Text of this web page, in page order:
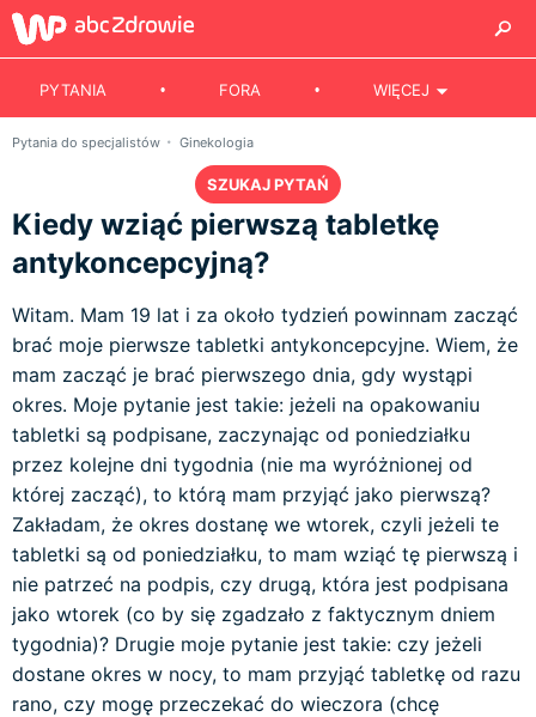
PYTANIA FORA WIĘCEJ
Pytania do specjalistów Ginekologia
SZUKAJ PYTAŃ
Kiedy wziąć pierwszą tabletkę
antykoncepcyjną?
Witam. Mam 19 lat i za około tydzień powinnam zacząć
brać moje pierwsze tabletki antykoncepcyjne. Wiem, że
mam zacząć je brać pierwszego dnia, gdy wystąpi
okres. Moje pytanie jest takie: jeżeli na opakowaniu
tabletki są podpisane, zaczynając od poniedziałku
przez kolejne dni tygodnia (nie ma wyróżnionej od
której zacząć), to którą mam przyjąć jako pierwszą?
Zakładam, że okres dostanę we wtorek, czyli jeżeli te
tabletki są od poniedziałku, to mam wziąć tę pierwszą i
nie patrzeć na podpis, czy drugą, która jest podpisana
jako wtorek (co by się zgadzało z faktycznym dniem
tygodnia)? Drugie moje pytanie jest takie: czy jeżeli
dostane okres w nocy, to mam przyjąć tabletkę od razu
rano, czy mogę przeczekać do wieczora (chcę